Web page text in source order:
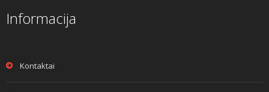
Informacija
Kontaktai